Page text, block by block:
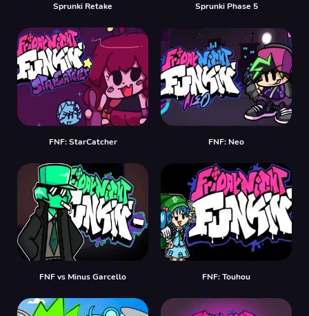
Sprunki Retake Sprunki Phase 5
FNF: StarCatcher FNF: Neo
FNF vs Minus Garcello FNF: Touhou